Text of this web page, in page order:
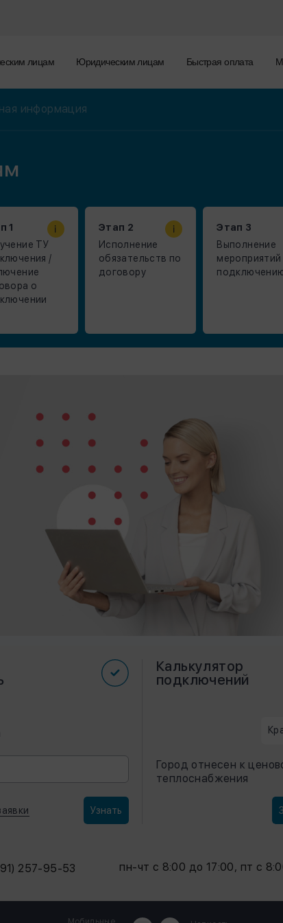
лицам Юридическим лицам Быстрая оплата
информация
1
ТУ
/
о
Этап 2
Исполнение
обязательств по
договору
Этап 3
Выполнение
мероприятий
Узнать
Калькулятор
подключений
Город отнесен к
теплоснабжения
257-95-53 пн-чт с 8:00 до 17:00, пт с